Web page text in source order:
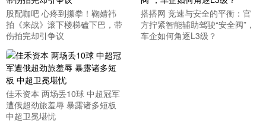
股配咖吧 心疼到攥拳！鞠婧祎
拍《来战》滚下楼梯磕下巴，带
伤拍完却引争议
搭搭网 竞速与安全的平衡：官
方拧紧智能辅助驾驶“安全阀”，
车企如何角逐L3级？
佳禾资本 两场丢10球 中超冠军
遭俄超劲旅羞辱 暴露诸多短板
中超卫冕堪忧